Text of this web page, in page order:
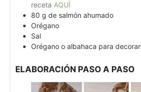
receta AQUÍ
80 g de salmón ahumado
Orégano
Sal
Orégano o albahaca para decorar
ELABORACIÓN PASO A PASO